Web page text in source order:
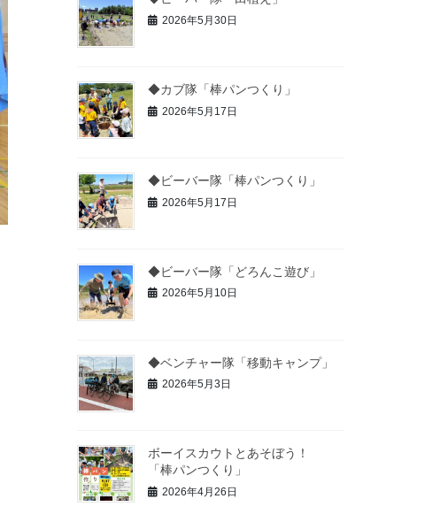
2026年5月30日
◆カブ隊「棒パンつくり」
2026年5月17日
◆ビーバー隊「棒パンつくり」
2026年5月17日
◆ビーバー隊「どろんこ遊び」
2026年5月10日
◆ベンチャー隊「移動キャンプ」
2026年5月3日
ボーイスカウトとあそぼう！
「棒パンつくり」
2026年4月26日